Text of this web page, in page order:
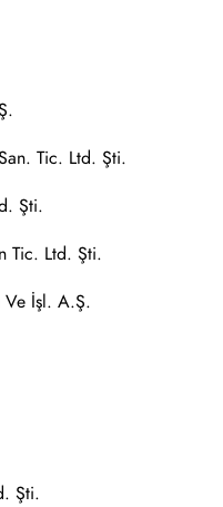
Tic. Ltd. Şti.
Şti.
Tic. Ltd. Şti.
Ve İşl. A.Ş.
Şti.